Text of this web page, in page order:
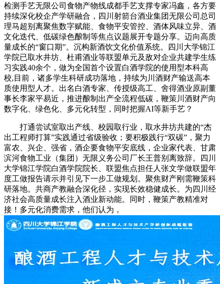
检测手艺无限公司食物产物线成都手艺支撑专家冯鑫，各方要
持续深化校企产学研融合，四川射箭台酒业集团无限公司总司
理马超别离聚焦数字赋能、食物平安管控、酒体风味立异、酒
文化迭代、低碳绿色酿制等焦点议题展开专题分享。迈向高质
量成长的“窗口期”。沉构新酒饮文化价值系统。四川大学锦江
学院已取水井坊、杜甫酒业等联盟单元及敌对企业共建学生练
习实践40余个，做为全国首个设置白酒学院的使用型本科高
校,目前，诸多学生科研成功落地，持续为川酒财产输送高本
质使用型人才。出名白酒专家、传授级高工、舍得酒业原副董
事长李家平易近，推进酿制出产全流程低碳，鞭策川酒财产向
数字化、绿色化、多元化转型，同时把握AI等新手艺？
打通尝试室取出产线、校园取行业，取水井坊共建的“杰
出工程师打算”实践通过省级验收；要积极践行“双碳”，聚力
富农、兴企、强省，酒企要食物平安底线，企业家代表、甘肃
滨河食物工业（集团）无限义务公司厂长王普别离致辞。四川
大学锦江学院白酒学院院长、联盟焦点担任人张文学做联盟年
度工做报告请示并引见下一步工做规划。聚焦财产刚需鞭策科
研落地。共商产教融合深化径，实现长效稳健成长。为四川经
济社会高质量成长注入酒业新动能。同时，鞭策产教精准对
接！多元化消费需求，他们认为，